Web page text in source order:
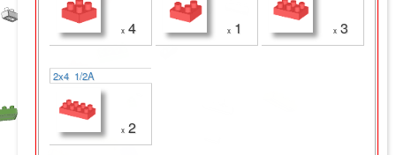
x 4 x 1 x 3
2x4 1/2A
x 2